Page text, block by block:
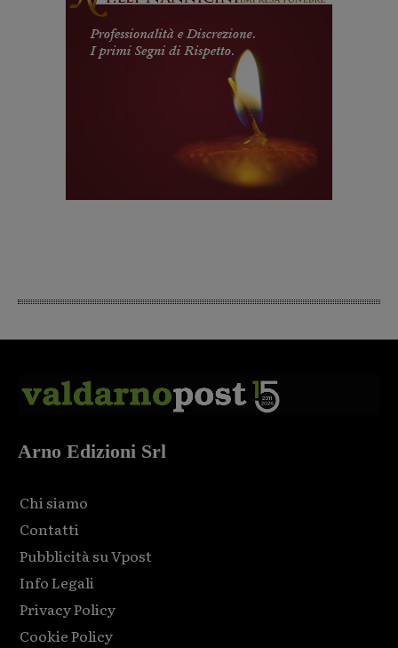
Arno Edizioni Srl
Chi siamo
Contatti
Pubblicità su Vpost
Info Legali
Privacy Policy
Cookie Policy